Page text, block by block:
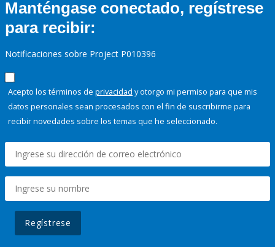
Manténgase conectado, regístrese
para recibir:
Notificaciones sobre Project P010396
Acepto los términos de privacidad y otorgo mi permiso para que mis
datos personales sean procesados con el fin de suscribirme para
recibir novedades sobre los temas que he seleccionado.
Regístrese